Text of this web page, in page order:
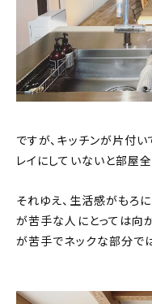
ですが、キッチンが片付
レイにしていないと部屋
それゆえ、生活感がもろ
が苦手な人にとっては向
が苦手でネックな部分で